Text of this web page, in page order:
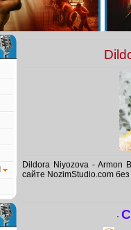
Dildora Niyozova - Armon
сайте NozimStudio.com
·